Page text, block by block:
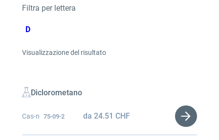
Filtra per lettera
D
Visualizzazione del risultato
Diclorometano
Cas-n 75-09-2 da24.51CHF